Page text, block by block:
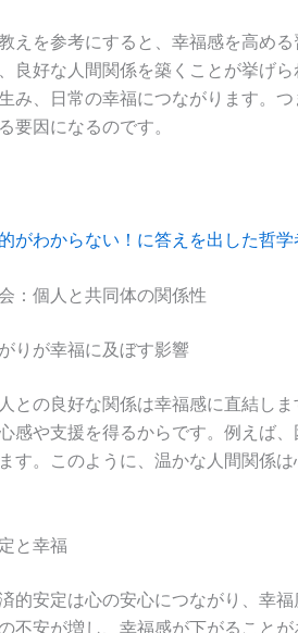
えを参考にすると、幸福感を高め
良好な人間関係を築くことが挙げ
み、日常の幸福につながります。
要因になるのです。
がわからない！に答えを出した哲
：個人と共同体の関係性
りが幸福に及ぼす影響
との良好な関係は幸福感に直結し
感や支援を得るからです。例えば
す。このように、温かな人間関係
と幸福
的安定は心の安心につながり、幸
不安が増し、幸福感が下がること